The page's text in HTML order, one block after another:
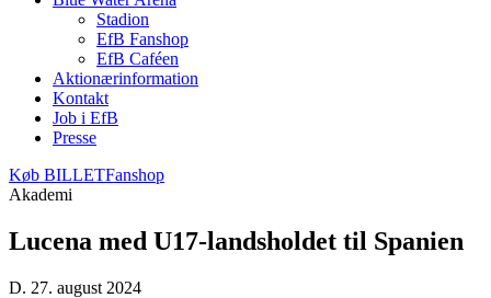
Stadion
EfB Fanshop
EfB Caféen
Aktionærinformation
Kontakt
Job i EfB
Presse
Køb BILLETFanshop
Akademi
Lucena med U17-landsholdet til Spanien
D. 27. august 2024